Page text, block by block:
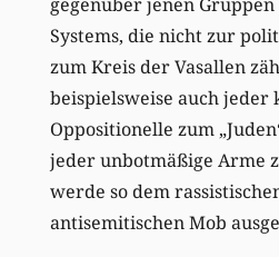
Systems, die nicht zur
zum Kreis der Vasallen
beispielsweise auch jeder
Oppositionelle zum
jeder unbotmäßige Arme
werde so dem
antisemitischen Mob